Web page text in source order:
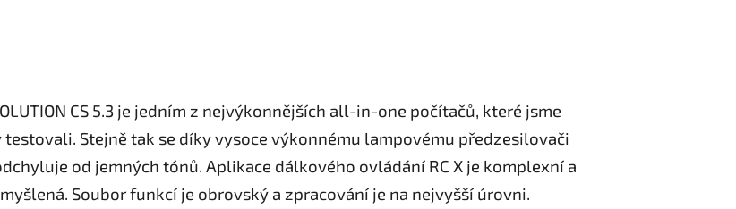
CS 5.3 je jedním z nejvýkonnějších all-in-one počítačů, které jsme
testovali. Stejně tak se díky vysoce výkonnému lampovému předzesilovači
od jemných tónů. Aplikace dálkového ovládání RC X je komplexní a
Soubor funkcí je obrovský a zpracování je na nejvyšší úrovni.